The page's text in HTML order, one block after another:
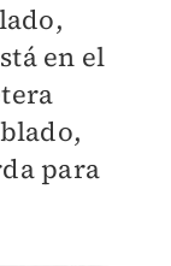
en el
para